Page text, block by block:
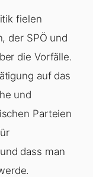
fielen
der SPÖ und
die Vorfälle.
auf das
und
Parteien
dass man